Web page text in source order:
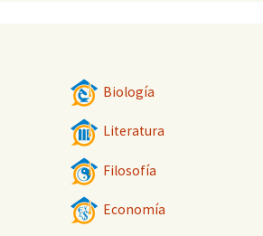
Biología
Literatura
Filosofía
Economía